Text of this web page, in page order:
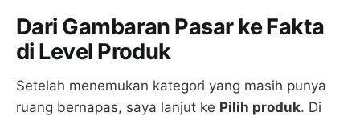
Dari Gambaran Pasar ke Fakta
di Level Produk
Setelah menemukan kategori yang masih punya
ruang bernapas, saya lanjut ke Pilih produk. Di